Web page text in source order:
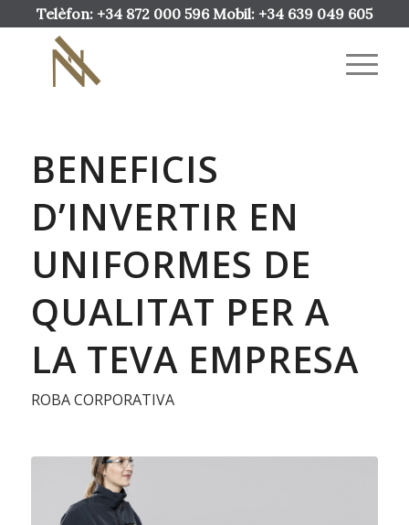
Telèfon: +34 872 000 596 Mobil: +34 639 049 605
BENEFICIS
D’INVERTIR EN
UNIFORMES DE
QUALITAT PER A
LA TEVA EMPRESA
ROBA CORPORATIVA